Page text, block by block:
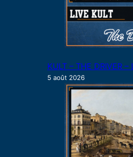
KULT – THE DRIVER –
5 août 2026